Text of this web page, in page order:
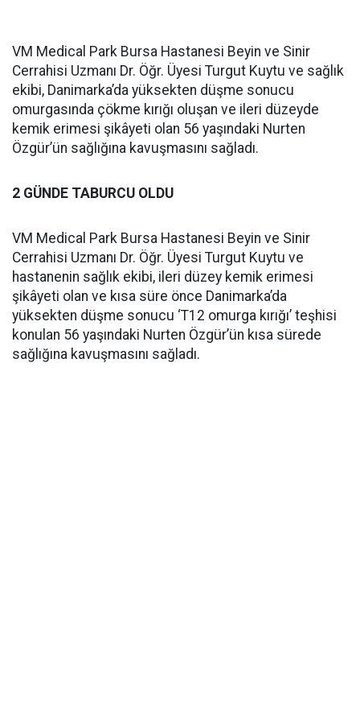
VM Medical Park Bursa Hastanesi Beyin ve Sinir
Cerrahisi Uzmanı Dr. Öğr. Üyesi Turgut Kuytu ve sağlık
ekibi, Danimarka’da yüksekten düşme sonucu
omurgasında çökme kırığı oluşan ve ileri düzeyde
kemik erimesi şikâyeti olan 56 yaşındaki Nurten
Özgür’ün sağlığına kavuşmasını sağladı.
2 GÜNDE TABURCU OLDU
VM Medical Park Bursa Hastanesi Beyin ve Sinir
Cerrahisi Uzmanı Dr. Öğr. Üyesi Turgut Kuytu ve
hastanenin sağlık ekibi, ileri düzey kemik erimesi
şikâyeti olan ve kısa süre önce Danimarka’da
yüksekten düşme sonucu ‘T12 omurga kırığı’ teşhisi
konulan 56 yaşındaki Nurten Özgür’ün kısa sürede
sağlığına kavuşmasını sağladı.